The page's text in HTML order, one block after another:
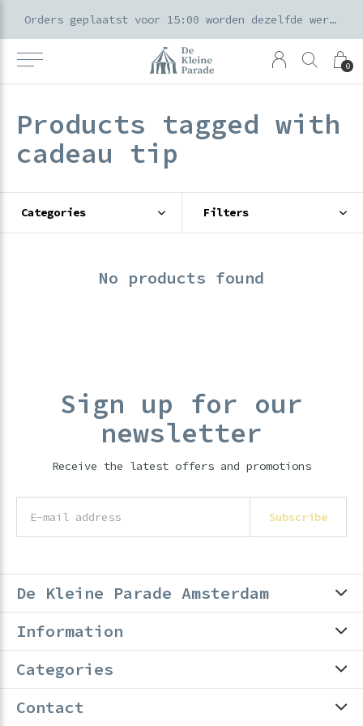
0
Orders geplaatst voor 15:00 worden dezelfde werkdag verzonden
Products tagged with
cadeau tip
Categories Filters
No products found
Sign up for our
newsletter
Receive the latest offers and promotions
Subscribe
De Kleine Parade Amsterdam
Information
Categories
Contact